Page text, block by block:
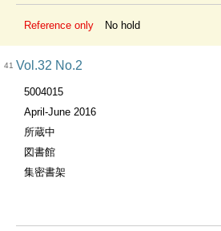
Reference only No hold
41 Vol.32 No.2
5004015
April-June 2016
所蔵中
図書館
集密書架